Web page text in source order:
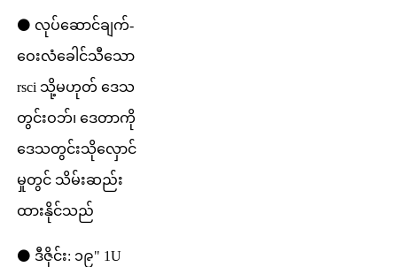
⚫ လုပ်ဆောင်ချက်-
ဝေးလံခေါင်သီသော
rsci သို့မဟုတ် ဒေသ
တွင်းဝဘ်၊ ဒေတာကို
ဒေသတွင်းသိုလှောင်
မှုတွင် သိမ်းဆည်း
ထားနိုင်သည်
⚫ ဒီဇိုင်း: ၁၉" 1U